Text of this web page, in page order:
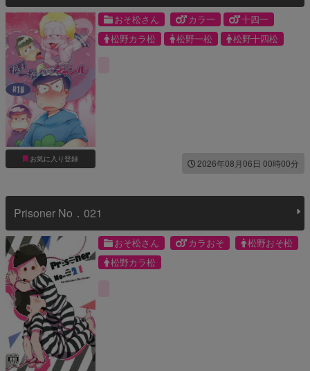
お気に入り登録
おそ松さん カラ一
十四一
松野カラ松
松野一松 松野十四松
2026年08月06日 00時00分
Prisoner No．021
おそ松さん カラおそ
松野おそ松
松野カラ松